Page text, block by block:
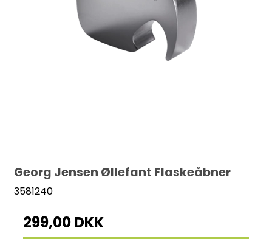
Georg Jensen Øllefant Flaskeåbner
3581240
299,00 DKK